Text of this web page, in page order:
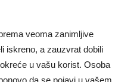
veoma zanimljive
iskreno, a zauzvrat dobili
u vašu korist. Osoba
da se pojavi u vašem